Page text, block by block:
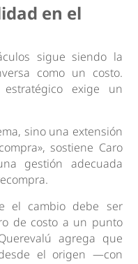
en el
sigue siendo la
como un costo.
exige un
sino una extensión
sostiene Caro
gestión adecuada
el cambio debe ser
de costo a un punto
agrega que
el origen —con